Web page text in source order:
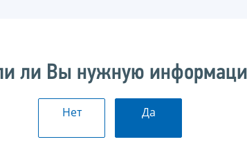
ли Вы нужную
Нет Да